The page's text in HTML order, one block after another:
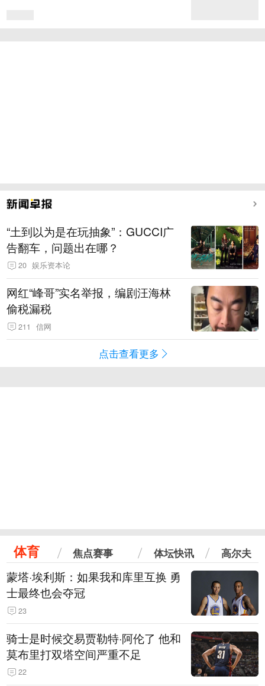
“土到以为是在玩抽象”：GUCCI广
告翻车，问题出在哪？
20 娱乐资本论
网红“峰哥”实名举报，编剧汪海林
偷税漏税
211 信网
点击查看更多
体育 焦点赛事 体坛快讯 高尔夫
蒙塔·埃利斯：如果我和库里互换 勇
士最终也会夺冠
23
骑士是时候交易贾勒特·阿伦了 他和
莫布里打双塔空间严重不足
22